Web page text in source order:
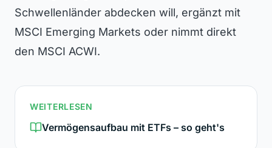
Schwellenländer abdecken will, ergänzt mit
MSCI Emerging Markets oder nimmt direkt
den MSCI ACWI.
WEITERLESEN
Vermögensaufbau mit ETFs – so geht's